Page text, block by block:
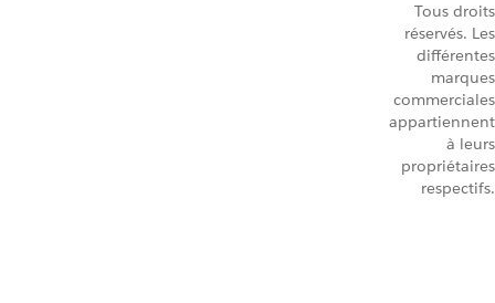
Tous droits
réservés. Les
différentes
marques
commerciales
appartiennent
à leurs
propriétaires
respectifs.